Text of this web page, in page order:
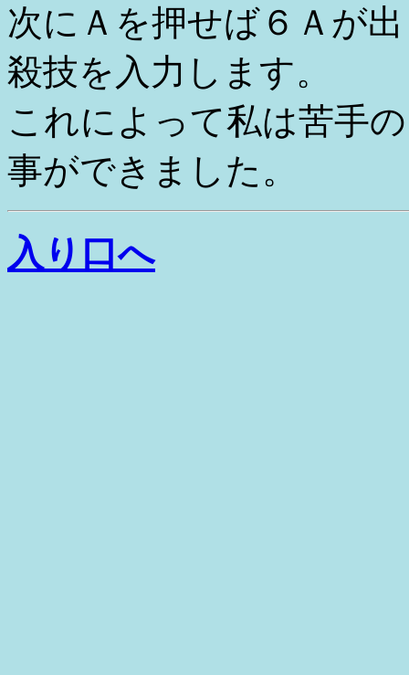
次にＡを押せば６Ａが
殺技を入力します。
これによって私は苦手
事ができました。
入り口へ